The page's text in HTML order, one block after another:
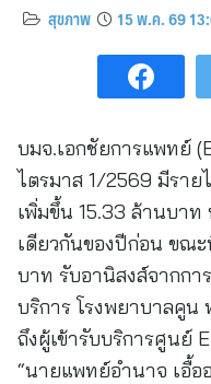
สุขภาพ 15 พ.ค. 69
บมจ.เอกชัยการแพทย์
ไตรมาส 1/2569 มีราย
เพิ่มขึ้น 15.33 ล้านบาท
เดียวกันของปีก่อน ขณ
บาท รับอานิสงส์จากกา
บริการ โรงพยาบาลคูน
ถึงผู้เข้ารับบริการศูนย์
“นายแพทย์อำนาจ เอื้อ